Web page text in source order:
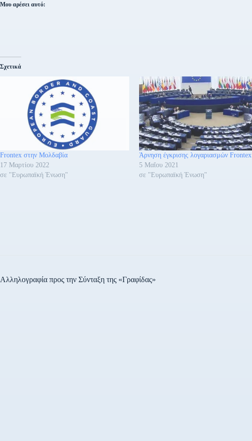
Μου αρέσει αυτό:
Σχετικά
Frontex στην Μολδαβία
17 Μαρτίου 2022
σε "Ευρωπαϊκή Ένωση"
Άρνηση έγκρισης λογαριασμών Frontex
5 Μαΐου 2021
σε "Ευρωπαϊκή Ένωση"
Αλληλογραφία προς την Σύνταξη της «Γραφίδας»